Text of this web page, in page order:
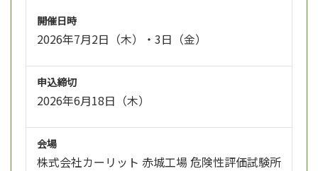
開催日時
2026年7月2日（木）・3日（金）
申込締切
2026年6月18日（木）
会場
株式会社カーリット 赤城工場 危険性評価試験所